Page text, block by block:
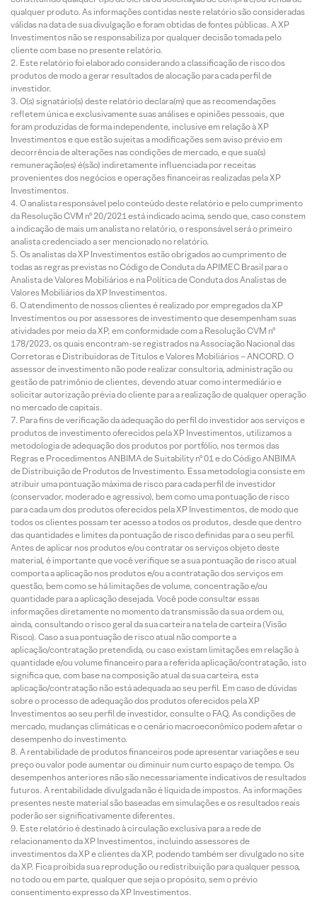
qualquer produto. As informações contidas neste relatório são consideradas
válidas na data de sua divulgação e foram obtidas de fontes públicas. A XP
Investimentos não se responsabiliza por qualquer decisão tomada pelo
cliente com base no presente relatório.
Este relatório foi elaborado considerando a classificação de risco dos
produtos de modo a gerar resultados de alocação para cada perfil de
investidor.
O(s) signatário(s) deste relatório declara(m) que as recomendações
refletem única e exclusivamente suas análises e opiniões pessoais, que
foram produzidas de forma independente, inclusive em relação à XP
Investimentos e que estão sujeitas a modificações sem aviso prévio em
decorrência de alterações nas condições de mercado, e que sua(s)
remuneração(es) é(são) indiretamente influenciada por receitas
provenientes dos negócios e operações financeiras realizadas pela XP
Investimentos.
O analista responsável pelo conteúdo deste relatório e pelo cumprimento
da Resolução CVM nº 20/2021 está indicado acima, sendo que, caso constem
a indicação de mais um analista no relatório, o responsável será o primeiro
analista credenciado a ser mencionado no relatório.
Os analistas da XP Investimentos estão obrigados ao cumprimento de
todas as regras previstas no Código de Conduta da APIMEC Brasil para o
Analista de Valores Mobiliários e na Política de Conduta dos Analistas de
Valores Mobiliários da XP Investimentos.
O atendimento de nossos clientes é realizado por empregados da XP
Investimentos ou por assessores de investimento que desempenham suas
atividades por meio da XP, em conformidade com a Resolução CVM nº
178/2023, os quais encontram-se registrados na Associação Nacional das
Corretoras e Distribuidoras de Títulos e Valores Mobiliários – ANCORD. O
assessor de investimento não pode realizar consultoria, administração ou
gestão de patrimônio de clientes, devendo atuar como intermediário e
solicitar autorização prévia do cliente para a realização de qualquer operação
no mercado de capitais.
Para fins de verificação da adequação do perfil do investidor aos serviços e
produtos de investimento oferecidos pela XP Investimentos, utilizamos a
metodologia de adequação dos produtos por portfólio, nos termos das
Regras e Procedimentos ANBIMA de Suitability nº 01 e do Código ANBIMA
de Distribuição de Produtos de Investimento. Essa metodologia consiste em
atribuir uma pontuação máxima de risco para cada perfil de investidor
(conservador, moderado e agressivo), bem como uma pontuação de risco
para cada um dos produtos oferecidos pela XP Investimentos, de modo que
todos os clientes possam ter acesso a todos os produtos, desde que dentro
das quantidades e limites da pontuação de risco definidas para o seu perfil.
Antes de aplicar nos produtos e/ou contratar os serviços objeto deste
material, é importante que você verifique se a sua pontuação de risco atual
comporta a aplicação nos produtos e/ou a contratação dos serviços em
questão, bem como se há limitações de volume, concentração e/ou
quantidade para a aplicação desejada. Você pode consultar essas
informações diretamente no momento da transmissão da sua ordem ou,
ainda, consultando o risco geral da sua carteira na tela de carteira (Visão
Risco). Caso a sua pontuação de risco atual não comporte a
aplicação/contratação pretendida, ou caso existam limitações em relação à
quantidade e/ou volume financeiro para a referida aplicação/contratação, isto
significa que, com base na composição atual da sua carteira, esta
aplicação/contratação não está adequada ao seu perfil. Em caso de dúvidas
sobre o processo de adequação dos produtos oferecidos pela XP
Investimentos ao seu perfil de investidor, consulte o FAQ. As condições de
mercado, mudanças climáticas e o cenário macroeconômico podem afetar o
desempenho do investimento.
A rentabilidade de produtos financeiros pode apresentar variações e seu
preço ou valor pode aumentar ou diminuir num curto espaço de tempo. Os
desempenhos anteriores não são necessariamente indicativos de resultados
futuros. A rentabilidade divulgada não é líquida de impostos. As informações
presentes neste material são baseadas em simulações e os resultados reais
poderão ser significativamente diferentes.
Este relatório é destinado à circulação exclusiva para a rede de
relacionamento da XP Investimentos, incluindo assessores de
investimentos da XP e clientes da XP, podendo também ser divulgado no site
da XP. Fica proibida sua reprodução ou redistribuição para qualquer pessoa,
no todo ou em parte, qualquer que seja o propósito, sem o prévio
consentimento expresso da XP Investimentos.